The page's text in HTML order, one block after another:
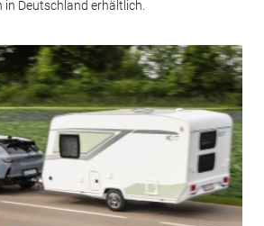
Deutschland erhältlich.